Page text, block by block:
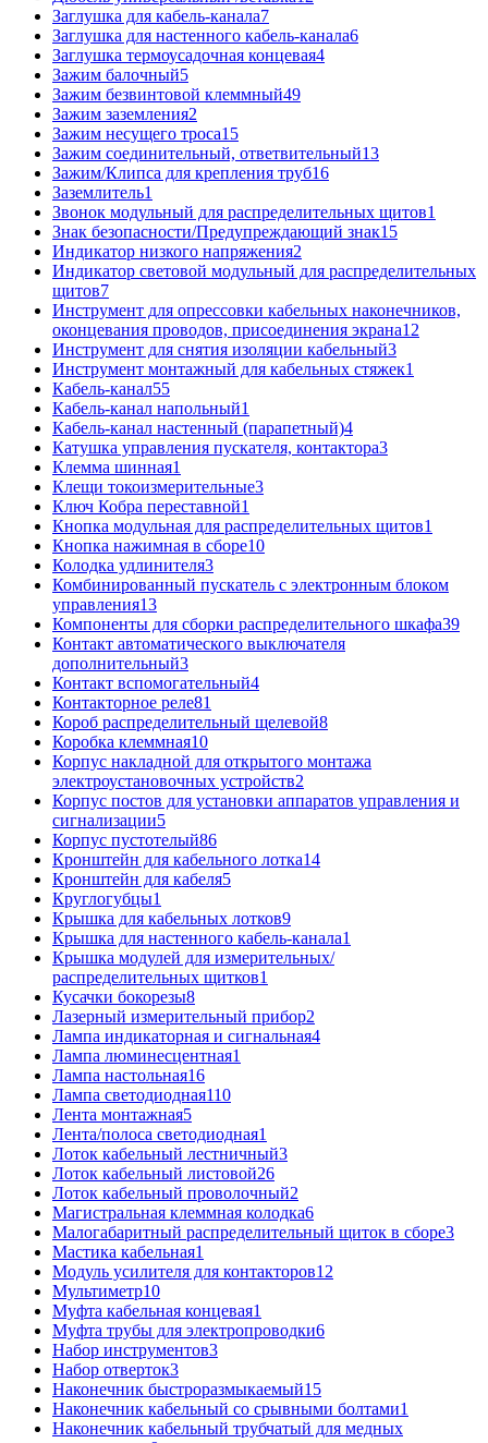
Заглушка для кабель-канала7
Заглушка для настенного кабель-канала6
Заглушка термоусадочная концевая4
Зажим балочный5
Зажим безвинтовой клеммный49
Зажим заземления2
Зажим несущего троса15
Зажим соединительный, ответвительный13
Зажим/Клипса для крепления труб16
Заземлитель1
Звонок модульный для распределительных щитов1
Знак безопасности/Предупреждающий знак15
Индикатор низкого напряжения2
Индикатор световой модульный для распределительных
щитов7
Инструмент для опрессовки кабельных наконечников,
оконцевания проводов, присоединения экрана12
Инструмент для снятия изоляции кабельный3
Инструмент монтажный для кабельных стяжек1
Кабель-канал55
Кабель-канал напольный1
Кабель-канал настенный (парапетный)4
Катушка управления пускателя, контактора3
Клемма шинная1
Клещи токоизмерительные3
Ключ Кобра переставной1
Кнопка модульная для распределительных щитов1
Кнопка нажимная в сборе10
Колодка удлинителя3
Комбинированный пускатель с электронным блоком
управления13
Компоненты для сборки распределительного шкафа39
Контакт автоматического выключателя
дополнительный3
Контакт вспомогательный4
Контакторное реле81
Короб распределительный щелевой8
Коробка клеммная10
Корпус накладной для открытого монтажа
электроустановочных устройств2
Корпус постов для установки аппаратов управления и
сигнализации5
Корпус пустотелый86
Кронштейн для кабельного лотка14
Кронштейн для кабеля5
Круглогубцы1
Крышка для кабельных лотков9
Крышка для настенного кабель-канала1
Крышка модулей для измерительных/
распределительных щитков1
Кусачки бокорезы8
Лазерный измерительный прибор2
Лампа индикаторная и сигнальная4
Лампа люминесцентная1
Лампа настольная16
Лампа светодиодная110
Лента монтажная5
Лента/полоса светодиодная1
Лоток кабельный лестничный3
Лоток кабельный листовой26
Лоток кабельный проволочный2
Магистральная клеммная колодка6
Малогабаритный распределительный щиток в сборе3
Мастика кабельная1
Модуль усилителя для контакторов12
Мультиметр10
Муфта кабельная концевая1
Муфта трубы для электропроводки6
Набор инструментов3
Набор отверток3
Наконечник быстроразмыкаемый15
Наконечник кабельный со срывными болтами1
Наконечник кабельный трубчатый для медных